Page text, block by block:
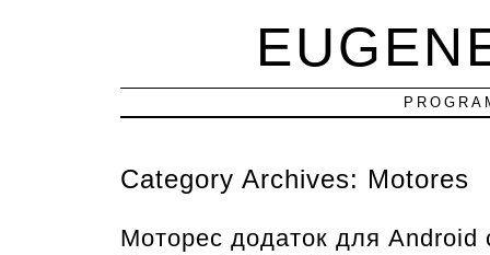
Category Archives: Motores
Моторес додаток для Android